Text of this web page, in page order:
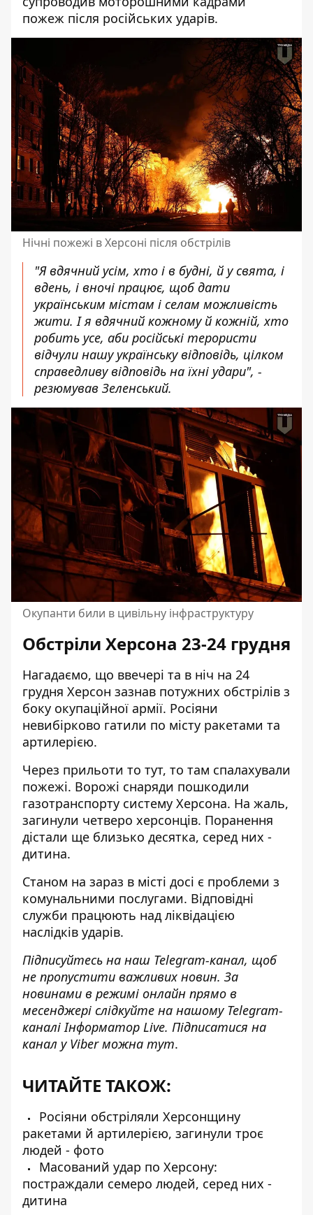
пожеж після російських ударів.
Нічні пожежі в Херсоні після обстрілів
"Я вдячний усім, хто і в будні, й у свята, і
вдень, і вночі працює, щоб дати
українським містам і селам можливість
жити. І я вдячний кожному й кожній, хто
робить усе, аби російські терористи
відчули нашу українську відповідь, цілком
справедливу відповідь на їхні удари", -
резюмував Зеленський.
Окупанти били в цивільну інфраструктуру
Обстріли Херсона 23-24 грудня
Нагадаємо, що ввечері та в ніч на 24
грудня Херсон зазнав потужних обстрілів з
боку окупаційної армії. Росіяни
невибірково гатили по місту ракетами та
артилерією.
Через прильоти то тут, то там спалахували
пожежі. Ворожі снаряди пошкодили
газотранспорту систему Херсона. На жаль,
загинули четверо херсонців. Поранення
дістали ще близько десятка, серед них -
дитина.
Станом на зараз в місті досі є проблеми з
комунальними послугами. Відповідні
служби працюють над ліквідацією
наслідків ударів.
Підписуйтесь на наш Telegram-канал, щоб
не пропустити важливих новин. За
новинами в режимі онлайн прямо в
месенджері слідкуйте на нашому Telegram-
каналі Інформатор Live. Підписатися на
канал у Viber можна тут.
ЧИТАЙТЕ ТАКОЖ:
Росіяни обстріляли Херсонщину
ракетами й артилерією, загинули троє
людей - фото
Масований удар по Херсону:
постраждали семеро людей, серед них -
дитина